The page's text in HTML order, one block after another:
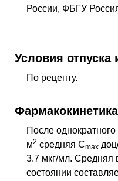
России, ФБГУ
Условия отпуска
По рецепту.
Фармакокинетика
После
м2 средняя Cmax
3.7 мкг/мл. Средняя
состоянии